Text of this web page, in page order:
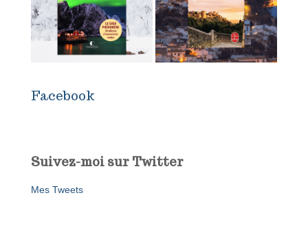
Facebook
Suivez-moi sur Twitter
Mes Tweets